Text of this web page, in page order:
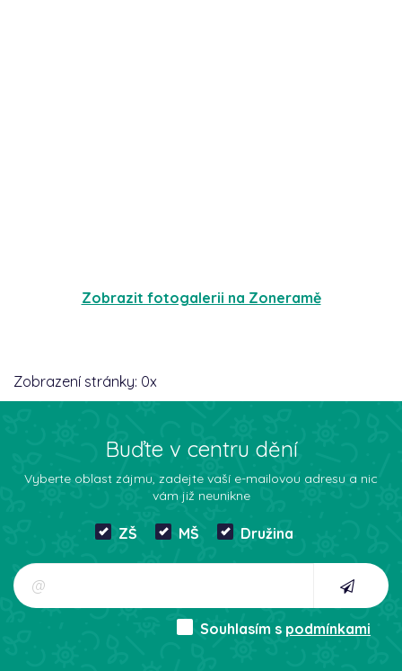
Zobrazit fotogalerii na Zoneramě
Zobrazení stránky: 0x
Buďte v centru dění
Vyberte oblast zájmu, zadejte vaší e-mailovou adresu a nic
vám již neunikne
ZŠ MŠ Družina
Souhlasím s podmínkami